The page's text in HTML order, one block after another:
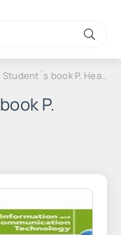
book P. HealthCote
P.